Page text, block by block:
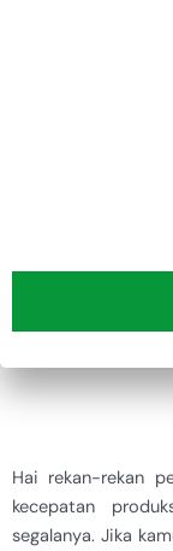
Hai rekan-rekan
kecepatan
segalanya. Jika